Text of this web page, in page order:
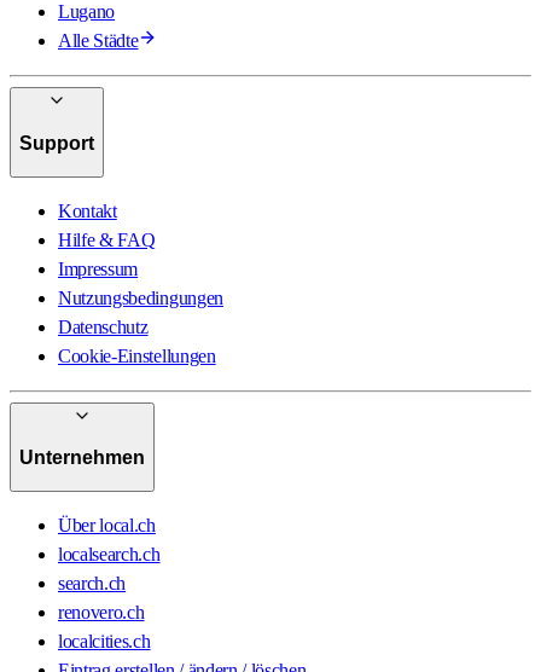
Lugano
Alle Städte
Support
Kontakt
Hilfe & FAQ
Impressum
Nutzungsbedingungen
Datenschutz
Cookie-Einstellungen
Unternehmen
Über local.ch
localsearch.ch
search.ch
renovero.ch
localcities.ch